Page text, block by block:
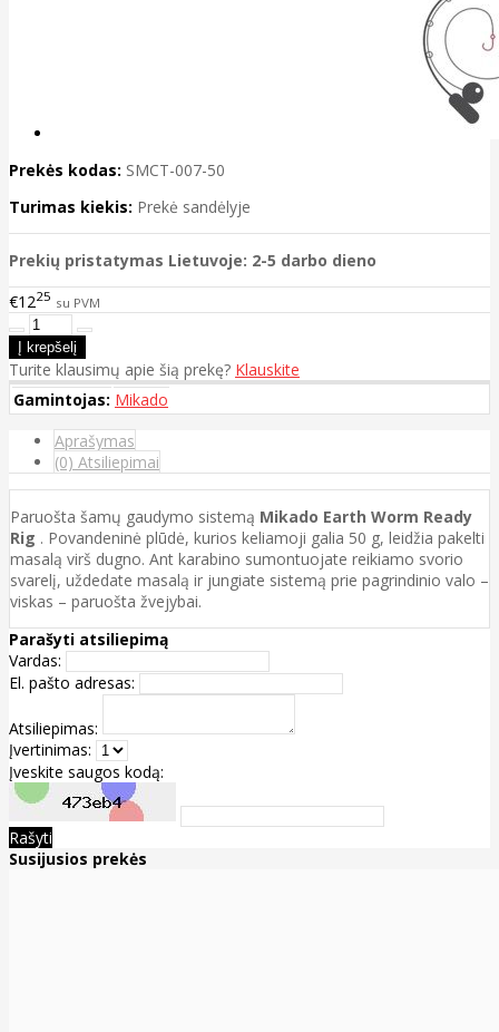
Prekės kodas: SMCT-007-50
Turimas kiekis: Prekė sandėlyje
Prekių pristatymas Lietuvoje: 2-5 darbo dieno
€1225 su PVM
Turite klausimų apie šią prekę? Klauskite
Gamintojas: Mikado
Aprašymas
(0) Atsiliepimai
Paruošta šamų gaudymo sistemą Mikado Earth Worm Ready
Rig . Povandeninė plūdė, kurios keliamoji galia 50 g, leidžia pakelti
masalą virš dugno. Ant karabino sumontuojate reikiamo svorio
svarelį, uždedate masalą ir jungiate sistemą prie pagrindinio valo –
viskas – paruošta žvejybai.
Parašyti atsiliepimą
Vardas:
El. pašto adresas:
Atsiliepimas:
Įvertinimas:
Įveskite saugos kodą:
Rašyti
Susijusios prekės